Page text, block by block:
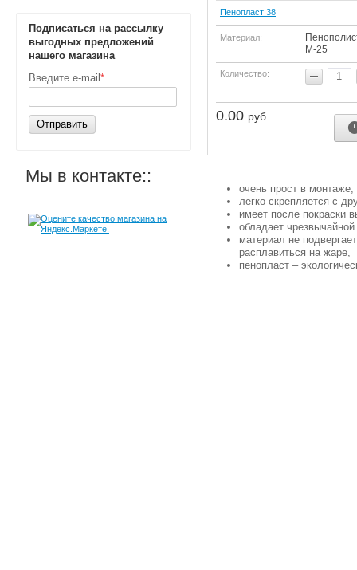
Подписаться на рассылку
выгодных предложений
нашего магазина
Введите e-mail *
Отправить
Мы в контакте::
Пенопласт 38
Материал:
М-25
Количество:
0.00 руб.
очень прост в монтаже,
легко скрепляется с
имеет после покраски
обладает
материал не
расплавиться на жаре,
пенопласт –